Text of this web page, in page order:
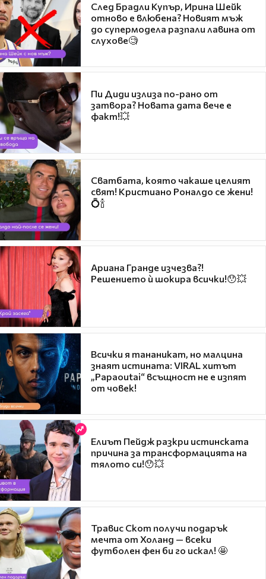
След Брадли Купър, Ирина Шейк
отново е влюбена? Новият мъж
до супермодела разпали лавина от
слухове🧐
Пи Диди излиза по-рано от
затвора? Новата дата вече е
факт!💥
Сватбата, която чакаше целият
свят! Кристиано Роналдо се жени!
💍🍾
Ариана Гранде изчезва?!
Решението ѝ шокира всички!😯💥
Всички я тананикат, но малцина
знаят истината: VIRAL хитът
„Papaoutai“ всъщност не е изпят
от човек!
Елиът Пейдж разкри истинската
причина за трансформацията на
тялото си!😯💥
Травис Скот получи подарък
мечта от Холанд — всеки
футболен фен би го искал! 🤩